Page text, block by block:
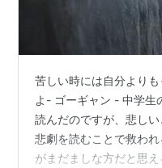
苦しい時には自分より
よ- ゴーギャン - 中学生
読んだのですが、悲し
悲劇を読むことで救わ
がまだましな方だと思